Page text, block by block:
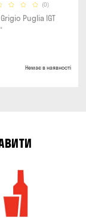
(0)
Puglia IGT
Немає в наявності